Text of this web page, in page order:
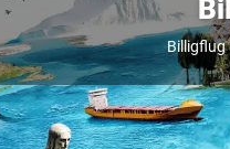
Billigflug